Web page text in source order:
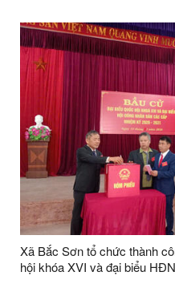
Xã Bắc Sơn tổ chức thành
hội khóa XVI và đại biểu